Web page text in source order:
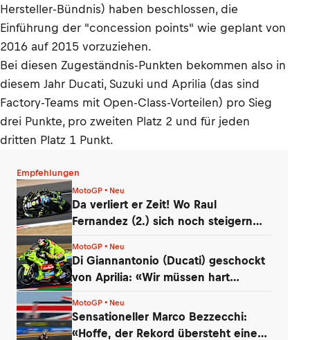
Hersteller-Bündnis) haben beschlossen, die
Einführung der "concession points" wie geplant von
2016 auf 2015 vorzuziehen.
Bei diesen Zugeständnis-Punkten bekommen also in
diesem Jahr Ducati, Suzuki und Aprilia (das sind
Factory-Teams mit Open-Class-Vorteilen) pro Sieg
drei Punkte, pro zweiten Platz 2 und für jeden
dritten Platz 1 Punkt.
Empfehlungen
MotoGP • Neu
Da verliert er Zeit! Wo Raul
Fernandez (2.) sich noch steigern
MotoGP • Neu
Di Giannantonio (Ducati) geschockt
von Aprilia: «Wir müssen hart
MotoGP • Neu
Sensationeller Marco Bezzecchi:
«Hoffe, der Rekord übersteht einen